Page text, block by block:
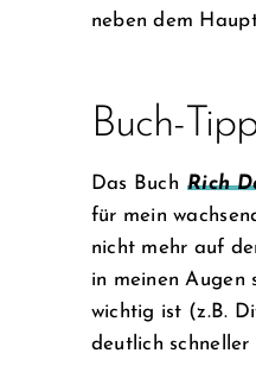
neben dem
Buch-
Das Buch Rich
für mein
nicht mehr auf
in meinen Augen
wichtig ist (z.B.
deutlich